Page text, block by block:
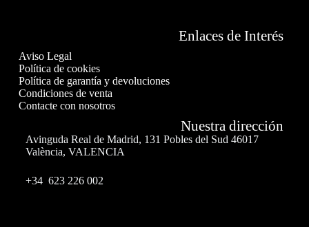
Enlaces de Interés
Aviso Legal
Política de cookies
Política de garantía y devoluciones
Condiciones de venta
Contacte con nosotros
Nuestra dirección
Avinguda Real de Madrid, 131 Pobles del Sud 46017
València, VALENCIA
+34 623 226 002